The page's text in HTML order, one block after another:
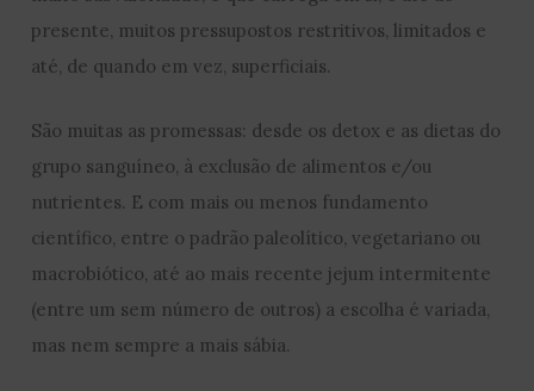
presente, muitos pressupostos restritivos, limitados e
até, de quando em vez, superficiais.
São muitas as promessas: desde os detox e as dietas do
grupo sanguíneo, à exclusão de alimentos e/ou
nutrientes. E com mais ou menos fundamento
científico, entre o padrão paleolítico, vegetariano ou
macrobiótico, até ao mais recente jejum intermitente
(entre um sem número de outros) a escolha é variada,
mas nem sempre a mais sábia.